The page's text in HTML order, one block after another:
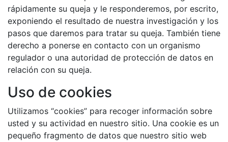
rápidamente su queja y le responderemos, por escrito,
exponiendo el resultado de nuestra investigación y los
pasos que daremos para tratar su queja. También tiene
derecho a ponerse en contacto con un organismo
regulador o una autoridad de protección de datos en
relación con su queja.
Uso de cookies
Utilizamos “cookies” para recoger información sobre
usted y su actividad en nuestro sitio. Una cookie es un
pequeño fragmento de datos que nuestro sitio web